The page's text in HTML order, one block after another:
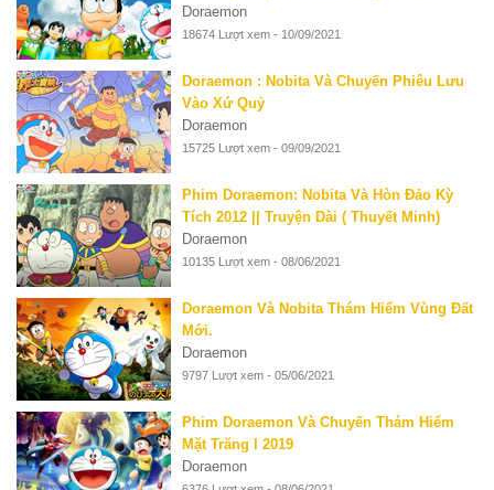
Doraemon
18674 Lượt xem - 10/09/2021
Doraemon : Nobita Và Chuyến Phiêu Lưu
Vào Xứ Quỷ
Doraemon
15725 Lượt xem - 09/09/2021
Phim Doraemon: Nobita Và Hòn Đảo Kỳ
Tích 2012 || Truyện Dài ( Thuyết Minh)
Doraemon
10135 Lượt xem - 08/06/2021
Doraemon Và Nobita Thám Hiểm Vùng Đất
Mới.
Doraemon
9797 Lượt xem - 05/06/2021
Phim Doraemon Và Chuyến Thám Hiểm
Mặt Trăng l 2019
Doraemon